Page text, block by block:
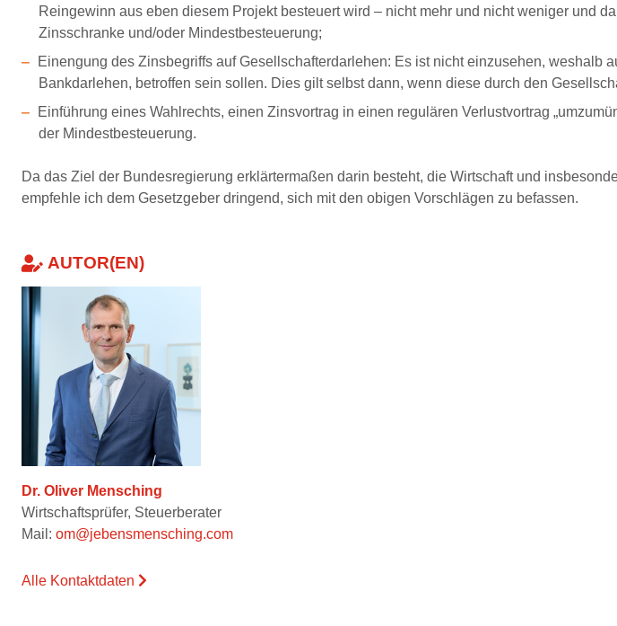
Reingewinn aus eben diesem Projekt besteuert wird – nicht mehr und nicht weniger und
Zinsschranke und/oder Mindestbesteuerung;
Einengung des Zinsbegriffs auf Gesellschafterdarlehen: Es ist nicht einzusehen, weshalb
Bankdarlehen, betroffen sein sollen. Dies gilt selbst dann, wenn diese durch den
Einführung eines Wahlrechts, einen Zinsvortrag in einen regulären Verlustvortrag
der Mindestbesteuerung.
Da das Ziel der Bundesregierung erklärtermaßen darin besteht, die Wirtschaft und
empfehle ich dem Gesetzgeber dringend, sich mit den obigen Vorschlägen zu befassen.
AUTOR(EN)
Dr. Oliver Mensching
Wirtschaftsprüfer, Steuerberater
Mail: om@jebensmensching.com
Alle Kontaktdaten